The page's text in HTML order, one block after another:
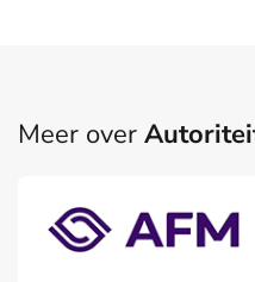
Meer over